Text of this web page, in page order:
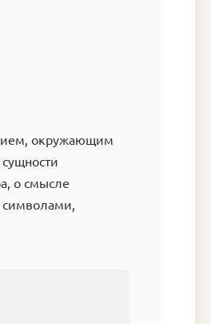
окружающим
о смысле
символами,